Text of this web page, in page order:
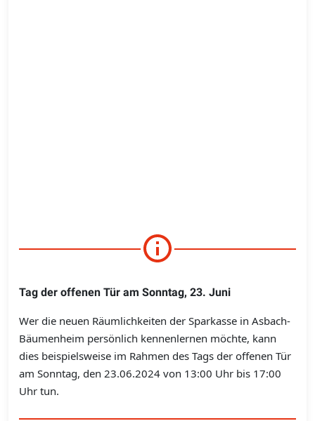
Tag der offenen Tür am Sonntag, 23. Juni
Wer die neuen Räumlichkeiten der Sparkasse in Asbach-
Bäumenheim persönlich kennenlernen möchte, kann
dies beispielsweise im Rahmen des Tags der offenen Tür
am Sonntag, den 23.06.2024 von 13:00 Uhr bis 17:00
Uhr tun.